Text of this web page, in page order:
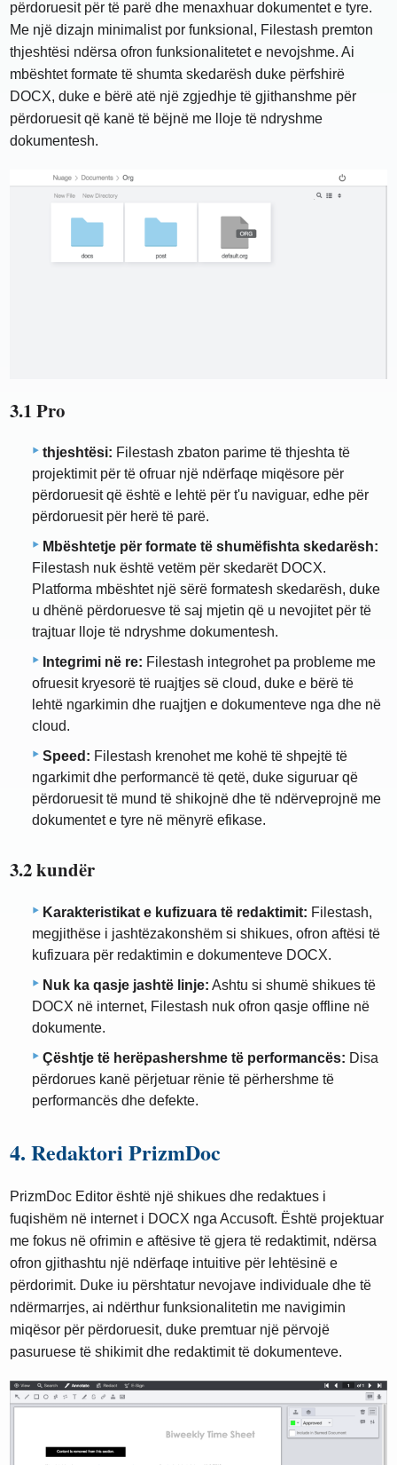
përdoruesit për të parë dhe menaxhuar dokumentet e tyre.
Me një dizajn minimalist por funksional, Filestash premton
thjeshtësi ndërsa ofron funksionalitetet e nevojshme. Ai
mbështet formate të shumta skedarësh duke përfshirë
DOCX, duke e bërë atë një zgjedhje të gjithanshme për
përdoruesit që kanë të bëjnë me lloje të ndryshme
dokumentesh.
3.1 Pro
thjeshtësi: Filestash zbaton parime të thjeshta të
projektimit për të ofruar një ndërfaqe miqësore për
përdoruesit që është e lehtë për t'u naviguar, edhe për
përdoruesit për herë të parë.
Mbështetje për formate të shumëfishta skedarësh:
Filestash nuk është vetëm për skedarët DOCX.
Platforma mbështet një sërë formatesh skedarësh, duke
u dhënë përdoruesve të saj mjetin që u nevojitet për të
trajtuar lloje të ndryshme dokumentesh.
Integrimi në re: Filestash integrohet pa probleme me
ofruesit kryesorë të ruajtjes së cloud, duke e bërë të
lehtë ngarkimin dhe ruajtjen e dokumenteve nga dhe në
cloud.
Speed: Filestash krenohet me kohë të shpejtë të
ngarkimit dhe performancë të qetë, duke siguruar që
përdoruesit të mund të shikojnë dhe të ndërveprojnë me
dokumentet e tyre në mënyrë efikase.
3.2 kundër
Karakteristikat e kufizuara të redaktimit: Filestash,
megjithëse i jashtëzakonshëm si shikues, ofron aftësi të
kufizuara për redaktimin e dokumenteve DOCX.
Nuk ka qasje jashtë linje: Ashtu si shumë shikues të
DOCX në internet, Filestash nuk ofron qasje offline në
dokumente.
Çështje të herëpashershme të performancës: Disa
përdorues kanë përjetuar rënie të përhershme të
performancës dhe defekte.
4. Redaktori PrizmDoc
PrizmDoc Editor është një shikues dhe redaktues i
fuqishëm në internet i DOCX nga Accusoft. Është projektuar
me fokus në ofrimin e aftësive të gjera të redaktimit, ndërsa
ofron gjithashtu një ndërfaqe intuitive për lehtësinë e
përdorimit. Duke iu përshtatur nevojave individuale dhe të
ndërmarrjes, ai ndërthur funksionalitetin me navigimin
miqësor për përdoruesit, duke premtuar një përvojë
pasuruese të shikimit dhe redaktimit të dokumenteve.